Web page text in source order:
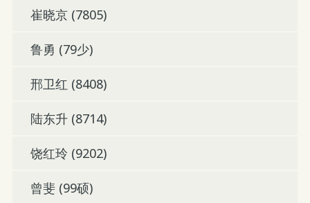
崔晓京 (7805)
鲁勇 (79少)
邢卫红 (8408)
陆东升 (8714)
饶红玲 (9202)
曾斐 (99硕)